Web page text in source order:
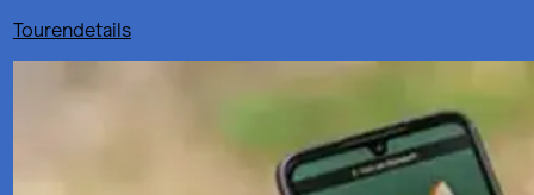
Tourendetails